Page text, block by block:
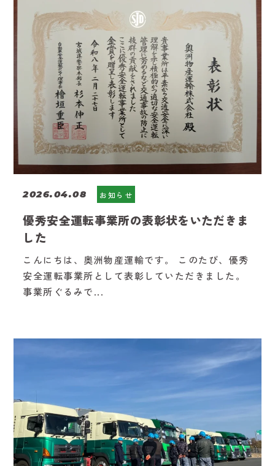
2026.04.08 お知らせ
優秀安全運転事業所の表彰状をいただきま
した
こんにちは、奥洲物産運輸です。 このたび、優秀
安全運転事業所として表彰していただきました。
事業所ぐるみで...